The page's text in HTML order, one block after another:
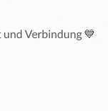
Verbindung 💙